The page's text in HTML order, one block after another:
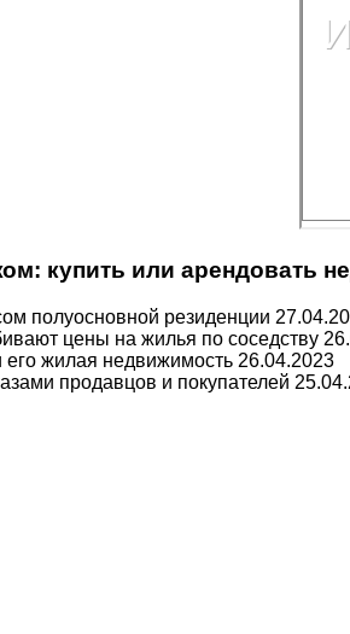
купить или арендовать
полуосновной резиденции
цены на жилья по соседству
жилая недвижимость 26.04.2023
продавцов и покупателей